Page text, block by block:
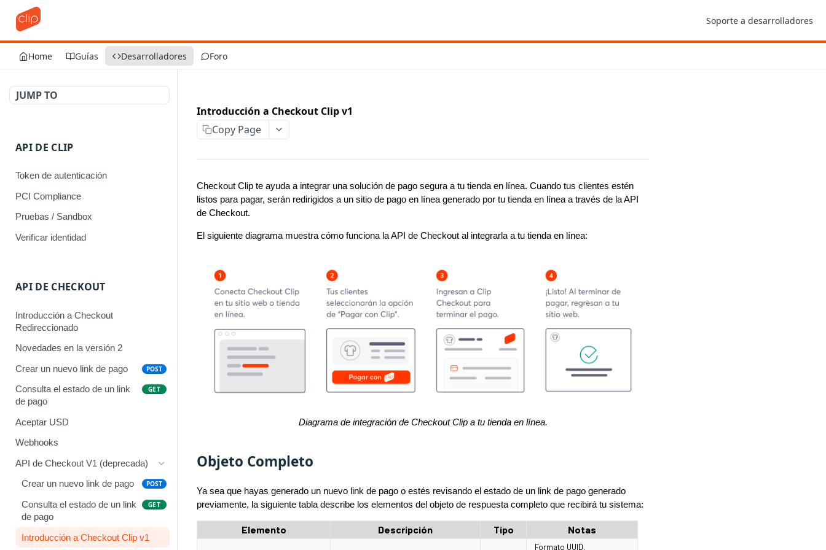
Soporte a desarrolladores
Home Guías Desarrolladores Foro
JUMP TO
API DE CLIP
Token de autenticación
PCI Compliance
Pruebas / Sandbox
Verificar identidad
API DE CHECKOUT
Introducción a Checkout
Redireccionado
Novedades en la versión 2
Crear un nuevo link de pago POST
Consulta el estado de un link
de pago
GET
Aceptar USD
Webhooks
API de Checkout V1 (deprecada)
Crear un nuevo link de pago POST
Consulta el estado de un link
de pago
GET
Introducción a Checkout Clip v1
Introducción a Checkout Clip v1
Copy Page
Checkout Clip te ayuda a integrar una solución de pago segura a tu tienda en línea. Cuando tus clientes estén
listos para pagar, serán redirigidos a un sitio de pago en línea generado por tu tienda en línea a través de la API
de Checkout.
El siguiente diagrama muestra cómo funciona la API de Checkout al integrarla a tu tienda en línea:
Diagrama de integración de Checkout Clip a tu tienda en línea.
Objeto Completo
Ya sea que hayas generado un nuevo link de pago o estés revisando el estado de un link de pago generado
previamente, la siguiente tabla describe los elementos del objeto de respuesta completo que recibirá tu sistema:
Elemento Descripción Tipo Notas
Formato UUID.